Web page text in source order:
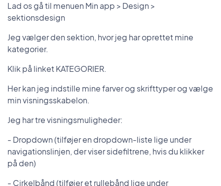
Lad os gå til menuen Min app > Design >
sektionsdesign
Jeg vælger den sektion, hvor jeg har oprettet mine
kategorier.
Klik på linket KATEGORIER.
Her kan jeg indstille mine farver og skrifttyper og vælge
min visningsskabelon.
Jeg har tre visningsmuligheder:
- Dropdown (tilføjer en dropdown-liste lige under
navigationslinjen, der viser sidefiltrene, hvis du klikker
på den)
- Cirkelbånd (tilføjer et rullebånd lige under